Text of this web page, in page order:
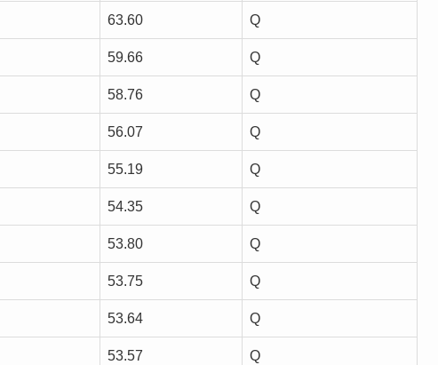
63.60 Q
59.66 Q
58.76 Q
56.07 Q
55.19 Q
54.35 Q
53.80 Q
53.75 Q
53.64 Q
53.57 Q